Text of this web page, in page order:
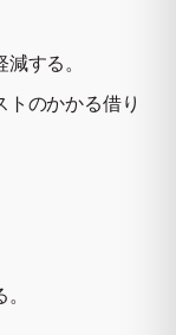
する。
トのかかる借り